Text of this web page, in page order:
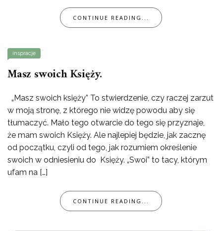
CONTINUE READING...
inspracje
Masz swoich Księży.
„Masz swoich księży” To stwierdzenie, czy raczej zarzut
w moją stronę, z którego nie widzę powodu aby się
tłumaczyć. Mało tego otwarcie do tego się przyznaje,
że mam swoich Księży. Ale najlepiej będzie, jak zacznę
od początku, czyli od tego, jak rozumiem określenie
swoich w odniesieniu do Księży. „Swoi” to tacy, którym
ufam na […]
CONTINUE READING...